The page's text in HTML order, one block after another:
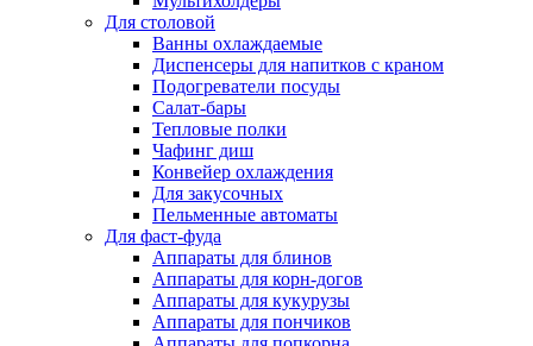
Для столовой
Ванны охлаждаемые
Диспенсеры для напитков с краном
Подогреватели посуды
Салат-бары
Тепловые полки
Чафинг диш
Конвейер охлаждения
Для закусочных
Пельменные автоматы
Для фаст-фуда
Аппараты для блинов
Аппараты для корн-догов
Аппараты для кукурузы
Аппараты для пончиков